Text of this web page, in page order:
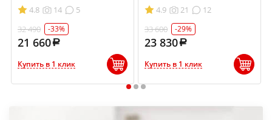
4.8 14
5
32 490
-33%
21 660
Купить в 1 клик
4.9 21
12
33 600
-29%
23 830
Купить в 1 клик
1 2 3